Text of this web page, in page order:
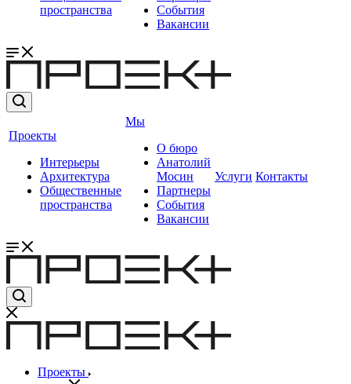
пространства
События
Вакансии
Проекты
Интерьеры
Архитектура
Общественные
пространства
Мы
О бюро
Анатолий
Мосин
Партнеры
События
Вакансии
Услуги Контакты
Проекты